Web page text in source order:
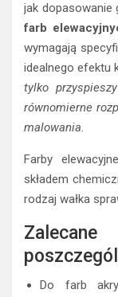
jak dopasowanie
farb
wymagają
idealnego efektu
tylko
równomierne
malowania.
Farby
składem
rodzaj wałka
Do farb